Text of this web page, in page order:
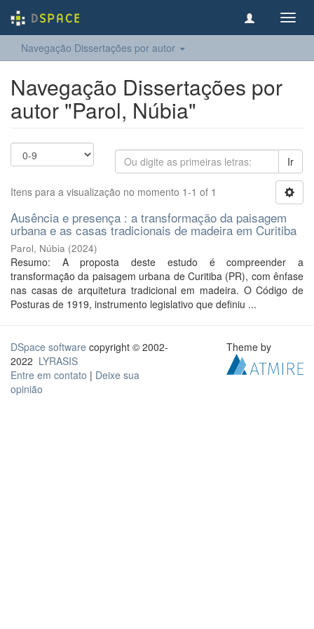
Navegação Dissertações por autor
Navegação Dissertações por
autor "Parol, Núbia"
Ir
Itens para a visualização no momento 1-1 of 1
Ausência e presença : a transformação da paisagem
urbana e as casas tradicionais de madeira em Curitiba
Parol, Núbia (2024)
Resumo: A proposta deste estudo é compreender a
transformação da paisagem urbana de Curitiba (PR), com ênfase
nas casas de arquitetura tradicional em madeira. O Código de
Posturas de 1919, instrumento legislativo que definiu ...
DSpace software copyright © 2002-
2022 LYRASIS
Entre em contato | Deixe sua
opinião
Theme by